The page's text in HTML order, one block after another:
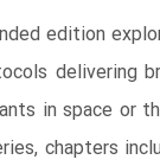
edition
delivering
in space or
chapters